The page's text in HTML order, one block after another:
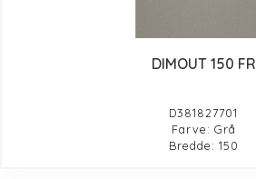
DIMOUT 150 FR
D381827701
Farve: Grå
Bredde: 150